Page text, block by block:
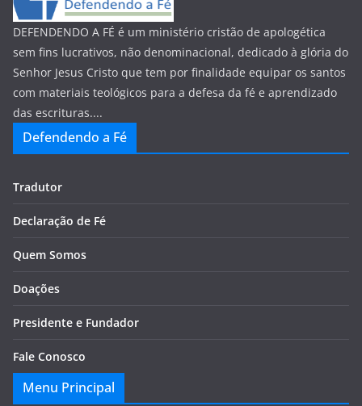
DEFENDENDO A FÉ é um ministério cristão de apologética
sem fins lucrativos, não denominacional, dedicado à glória do
Senhor Jesus Cristo que tem por finalidade equipar os santos
com materiais teológicos para a defesa da fé e aprendizado
das escrituras....
Defendendo a Fé
Tradutor
Declaração de Fé
Quem Somos
Doações
Presidente e Fundador
Fale Conosco
Menu Principal